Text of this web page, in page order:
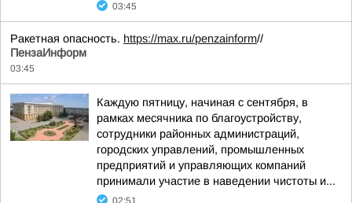
03:45
Ракетная опасность. https://max.ru/penzainform//
ПензаИнформ
03:45
Каждую пятницу, начиная с сентября, в
рамках месячника по благоустройству,
сотрудники районных администраций,
городских управлений, промышленных
предприятий и управляющих компаний
принимали участие в наведении чистоты и...
02:51